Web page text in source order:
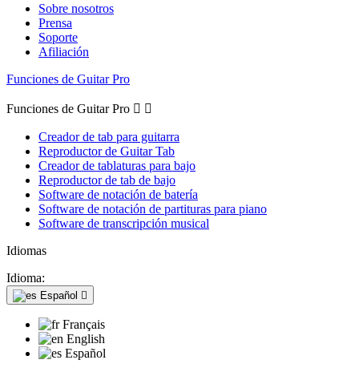
Sobre nosotros
Prensa
Soporte
Afiliación
Funciones de Guitar Pro
Funciones de Guitar Pro  
Creador de tab para guitarra
Reproductor de Guitar Tab
Creador de tablaturas para bajo
Reproductor de tab de bajo
Software de notación de batería
Software de notación de partituras para piano
Software de transcripción musical
Idiomas
Idioma:
Español 
Français
English
Español